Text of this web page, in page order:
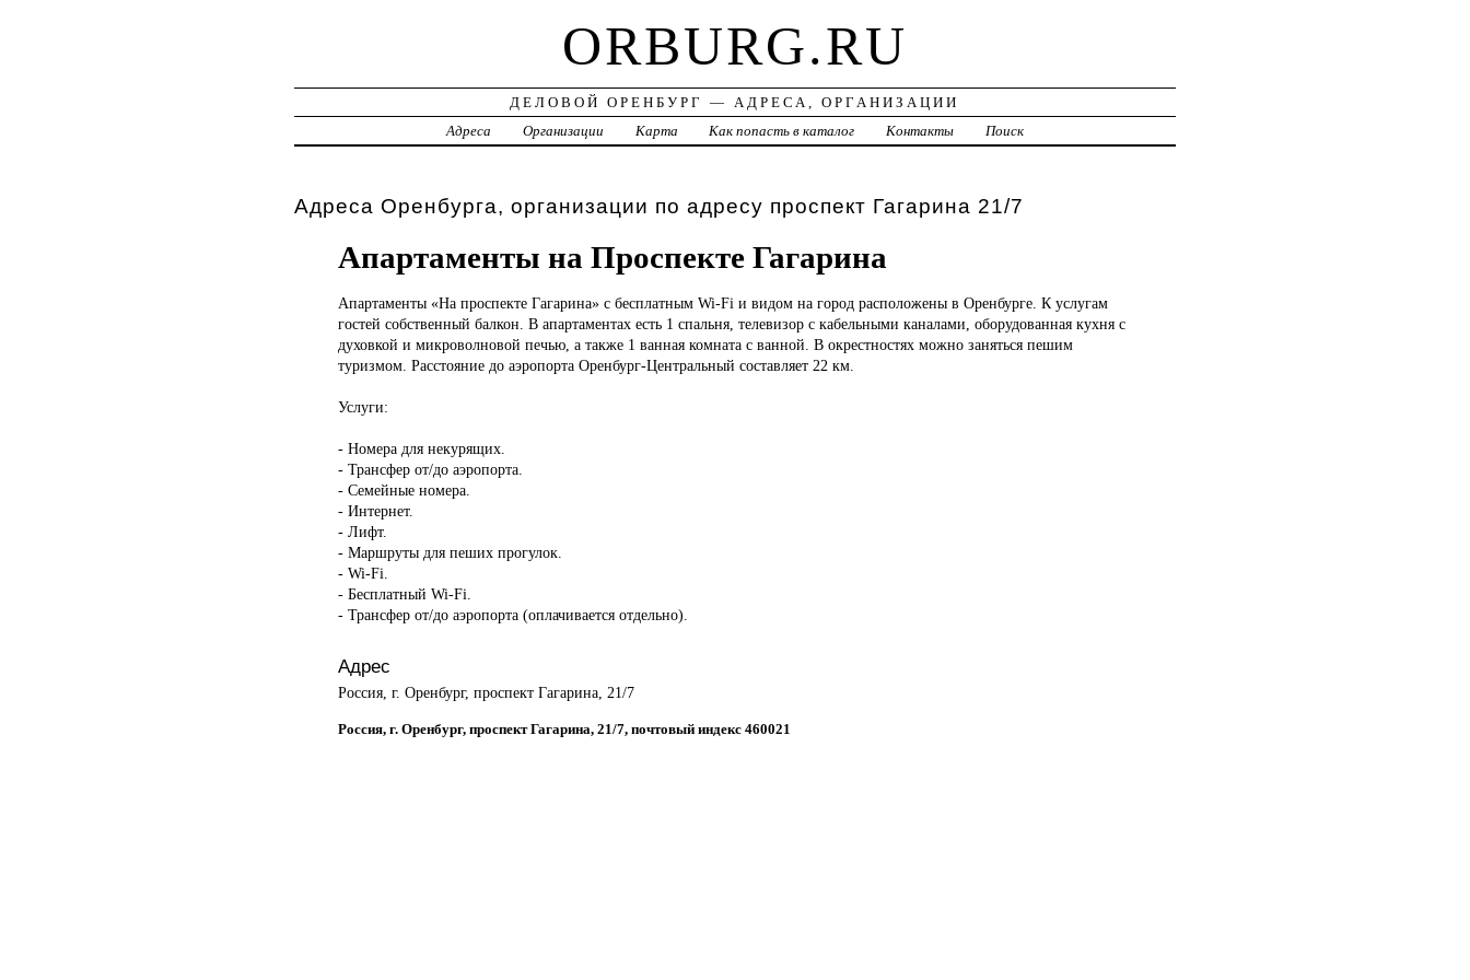
ORBURG.RU
ДЕЛОВОЙ ОРЕНБУРГ — АДРЕСА, ОРГАНИЗАЦИИ
Адреса
Организации Карта Как попасть в каталог Контакты Поиск
Адреса Оренбурга, организации по адресу проспект Гагарина 21/7
Апартаменты на Проспекте Гагарина
Апартаменты «На проспекте Гагарина» с бесплатным Wi-Fi и видом на город расположены в Оренбурге. К услугам
гостей собственный балкон. В апартаментах есть 1 спальня, телевизор с кабельными каналами, оборудованная кухня с
духовкой и микроволновой печью, а также 1 ванная комната с ванной. В окрестностях можно заняться пешим
туризмом. Расстояние до аэропорта Оренбург-Центральный составляет 22 км.
Услуги:
- Номера для некурящих.
- Трансфер от/до аэропорта.
- Семейные номера.
- Интернет.
- Лифт.
- Маршруты для пеших прогулок.
- Wi-Fi.
- Бесплатный Wi-Fi.
- Трансфер от/до аэропорта (оплачивается отдельно).
Адрес
Россия, г. Оренбург, проспект Гагарина, 21/7
Россия, г. Оренбург, проспект Гагарина, 21/7, почтовый индекс 460021